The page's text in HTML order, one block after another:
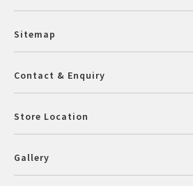
Sitemap
Contact & Enquiry
Store Location
Gallery